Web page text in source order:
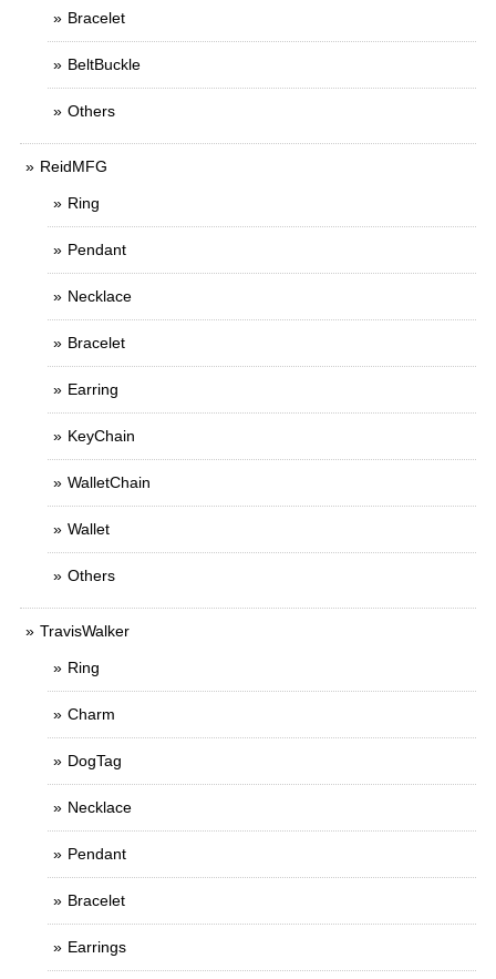
Bracelet
BeltBuckle
Others
ReidMFG
Ring
Pendant
Necklace
Bracelet
Earring
KeyChain
WalletChain
Wallet
Others
TravisWalker
Ring
Charm
DogTag
Necklace
Pendant
Bracelet
Earrings